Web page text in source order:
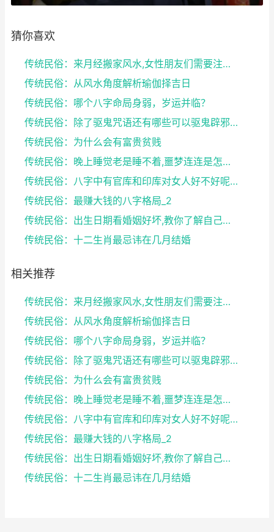
猜你喜欢
传统民俗：来月经搬家风水,女性朋友们需要注意了
传统民俗：从风水角度解析瑜伽择吉日
传统民俗：哪个八字命局身弱，岁运并临？
传统民俗：除了驱鬼咒语还有哪些可以驱鬼辟邪的方法？...
传统民俗：为什么会有富贵贫贱
传统民俗：晚上睡觉老是睡不着,噩梦连连是怎么回事
传统民俗：八字中有官库和印库对女人好不好呢？赶快收...
传统民俗：最赚大钱的八字格局_2
传统民俗：出生日期看婚姻好坏,教你了解自己未来的婚...
传统民俗：十二生肖最忌讳在几月结婚
相关推荐
传统民俗：来月经搬家风水,女性朋友们需要注意了
传统民俗：从风水角度解析瑜伽择吉日
传统民俗：哪个八字命局身弱，岁运并临？
传统民俗：除了驱鬼咒语还有哪些可以驱鬼辟邪的方法？...
传统民俗：为什么会有富贵贫贱
传统民俗：晚上睡觉老是睡不着,噩梦连连是怎么回事
传统民俗：八字中有官库和印库对女人好不好呢？赶快收...
传统民俗：最赚大钱的八字格局_2
传统民俗：出生日期看婚姻好坏,教你了解自己未来的婚...
传统民俗：十二生肖最忌讳在几月结婚